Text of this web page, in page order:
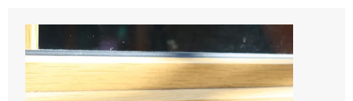
bringt
Vielfalt
in
den